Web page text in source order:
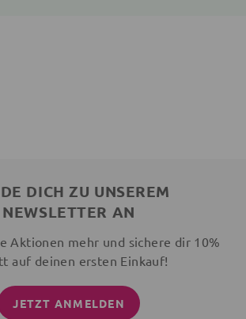
DICH ZU UNSEREM
NEWSLETTER AN
Aktionen mehr und sichere dir 10%
auf deinen ersten Einkauf!
JETZT ANMELDEN